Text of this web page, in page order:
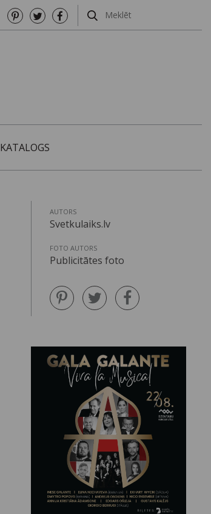
KATALOGS
AUTORS
Svetkulaiks.lv
FOTO AUTORS
Publicitātes foto